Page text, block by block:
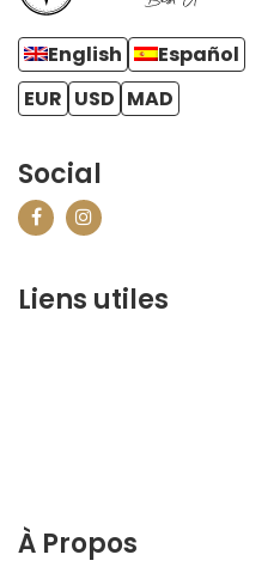
English
Español
EUR USD MAD
Social
Liens utiles
À Propos